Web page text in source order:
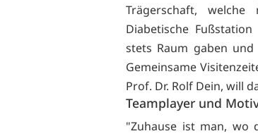
Trägerschaft,
Diabetische
stets Raum gaben
Gemeinsame
Prof. Dr. Rolf Dein, will
Teamplayer und
"Zuhause ist man, wo